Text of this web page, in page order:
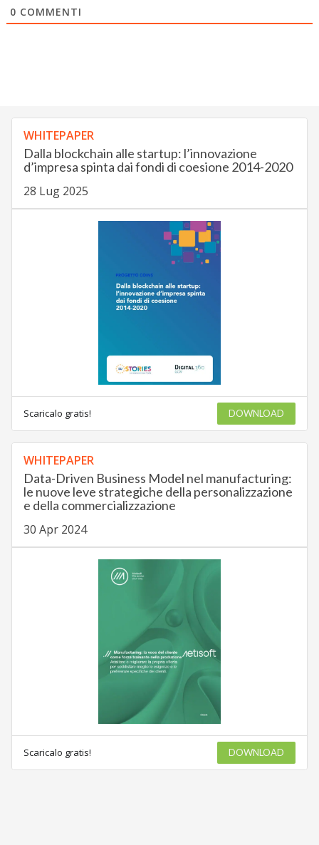
0 COMMENTI
WHITEPAPER
Dalla blockchain alle startup: l’innovazione
d’impresa spinta dai fondi di coesione 2014-2020
28 Lug 2025
Scaricalo gratis! DOWNLOAD
WHITEPAPER
Data-Driven Business Model nel manufacturing:
le nuove leve strategiche della personalizzazione
e della commercializzazione
30 Apr 2024
Scaricalo gratis! DOWNLOAD